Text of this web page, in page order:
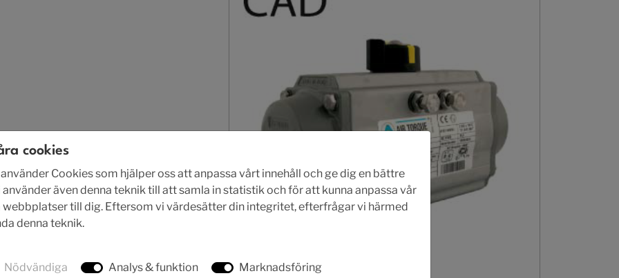
cookies
Cookies som hjälper oss att anpassa vårt innehåll och ge dig en bättre
även denna teknik till att samla in statistik och för att kunna anpassa vår
webbplatser till dig. Eftersom vi värdesätter din integritet, efterfrågar vi härmed
denna teknik.
Nödvändiga Analys & funktion Marknadsföring